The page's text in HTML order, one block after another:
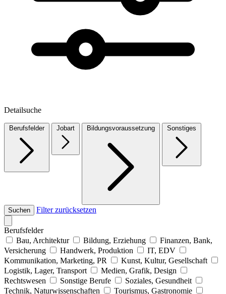
Detailsuche
Berufsfelder Jobart Bildungsvoraussetzung Sonstiges
Suchen Filter zurücksetzen
Berufsfelder
Bau, Architektur
Bildung, Erziehung
Finanzen, Bank,
Versicherung
Handwerk, Produktion
IT, EDV
Kommunikation, Marketing, PR
Kunst, Kultur, Gesellschaft
Logistik, Lager, Transport
Medien, Grafik, Design
Rechtswesen
Sonstige Berufe
Soziales, Gesundheit
Technik, Naturwissenschaften
Tourismus, Gastronomie